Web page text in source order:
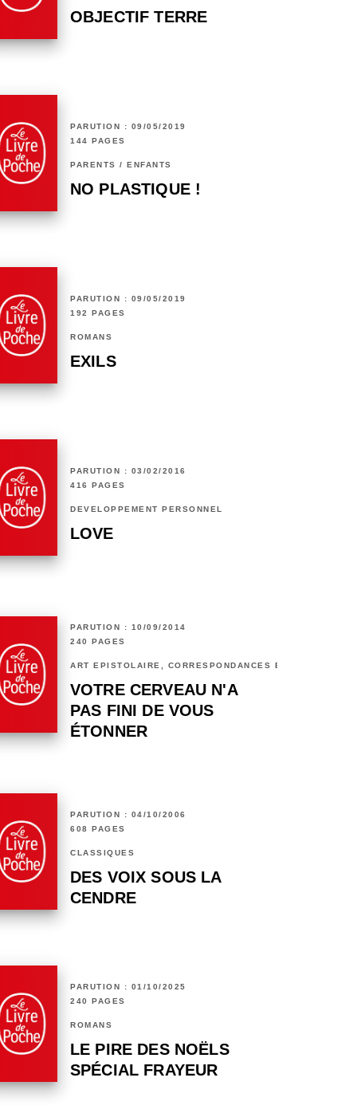
OBJECTIF TERRE
PARUTION : 09/05/2019
144 PAGES
PARENTS / ENFANTS
NO PLASTIQUE !
PARUTION : 09/05/2019
192 PAGES
ROMANS
EXILS
PARUTION : 03/02/2016
416 PAGES
DÉVELOPPEMENT PERSONNEL
LOVE
PARUTION : 10/09/2014
240 PAGES
ART ÉPISTOLAIRE, CORRESPONDANCES ET CHRONIQUES
VOTRE CERVEAU N'A
PAS FINI DE VOUS
ÉTONNER
PARUTION : 04/10/2006
608 PAGES
CLASSIQUES
DES VOIX SOUS LA
CENDRE
PARUTION : 01/10/2025
240 PAGES
ROMANS
LE PIRE DES NOËLS
SPÉCIAL FRAYEUR